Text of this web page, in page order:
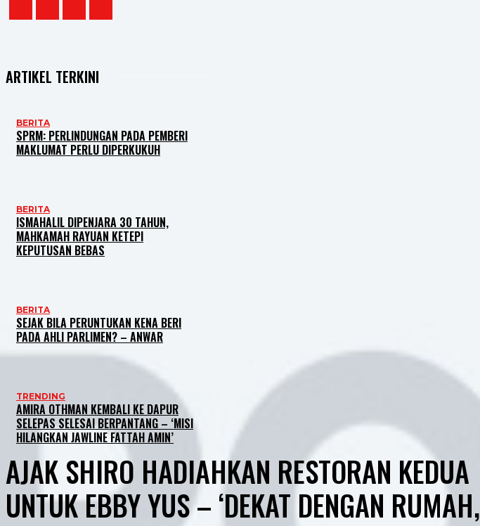
ARTIKEL TERKINI
BERITA
SPRM: PERLINDUNGAN PADA PEMBERI
MAKLUMAT PERLU DIPERKUKUH
BERITA
ISMAHALIL DIPENJARA 30 TAHUN,
MAHKAMAH RAYUAN KETEPI
KEPUTUSAN BEBAS
BERITA
SEJAK BILA PERUNTUKAN KENA BERI
PADA AHLI PARLIMEN? – ANWAR
TRENDING
AMIRA OTHMAN KEMBALI KE DAPUR
SELEPAS SELESAI BERPANTANG – ‘MISI
HILANGKAN JAWLINE FATTAH AMIN’
AJAK SHIRO HADIAHKAN RESTORAN KEDUA
UNTUK EBBY YUS – ‘DEKAT DENGAN RUMAH,